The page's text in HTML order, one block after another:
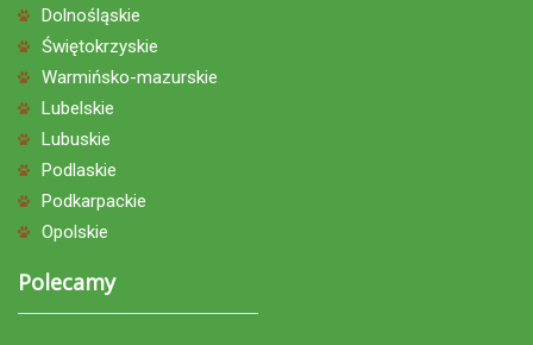
Dolnośląskie
Świętokrzyskie
Warmińsko-mazurskie
Lubelskie
Lubuskie
Podlaskie
Podkarpackie
Opolskie
Polecamy